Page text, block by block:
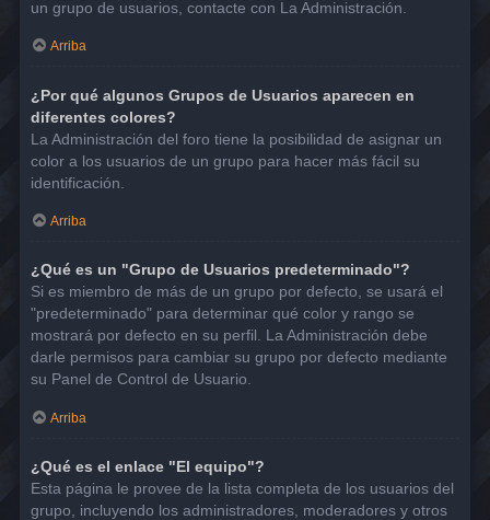
un grupo de usuarios, contacte con La Administración.
Arriba
¿Por qué algunos Grupos de Usuarios aparecen en
diferentes colores?
La Administración del foro tiene la posibilidad de asignar un
color a los usuarios de un grupo para hacer más fácil su
identificación.
Arriba
¿Qué es un "Grupo de Usuarios predeterminado"?
Si es miembro de más de un grupo por defecto, se usará el
"predeterminado" para determinar qué color y rango se
mostrará por defecto en su perfil. La Administración debe
darle permisos para cambiar su grupo por defecto mediante
su Panel de Control de Usuario.
Arriba
¿Qué es el enlace "El equipo"?
Esta página le provee de la lista completa de los usuarios del
grupo, incluyendo los administradores, moderadores y otros